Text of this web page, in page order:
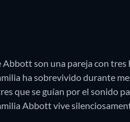
Abbott son una pareja con
ha sobrevivido durante
que se guían por el sonido
Abbott vive